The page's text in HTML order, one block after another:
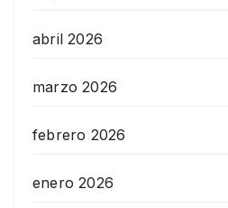
abril 2026
marzo 2026
febrero 2026
enero 2026